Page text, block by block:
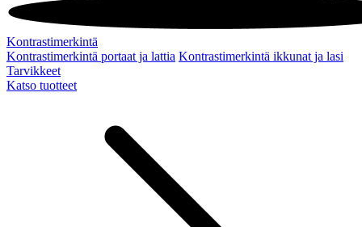
Kontrastimerkintä
Kontrastimerkintä portaat ja lattia Kontrastimerkintä ikkunat ja lasi
Tarvikkeet
Katso tuotteet